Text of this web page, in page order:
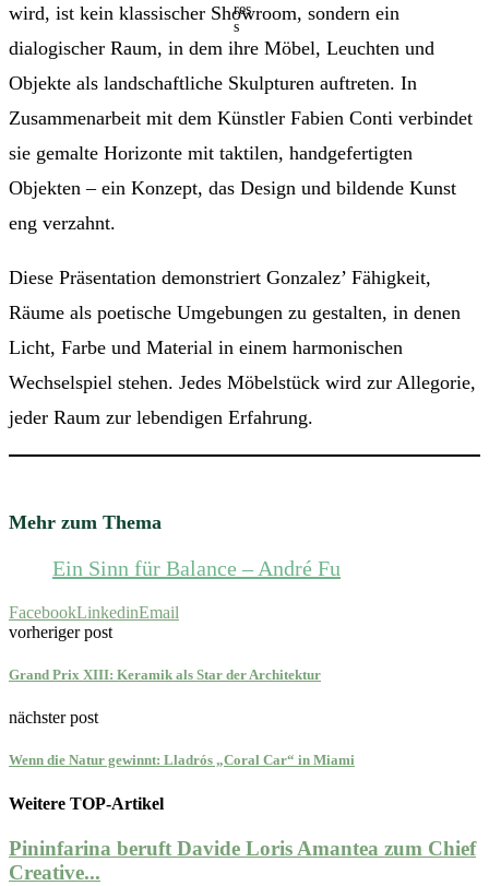
wird, ist kein klassischer Showroom, sondern ein
dialogischer Raum, in dem ihre Möbel, Leuchten und
Objekte als landschaftliche Skulpturen auftreten. In
Zusammenarbeit mit dem Künstler Fabien Conti verbindet
sie gemalte Horizonte mit taktilen, handgefertigten
Objekten – ein Konzept, das Design und bildende Kunst
eng verzahnt.
Diese Präsentation demonstriert Gonzalez’ Fähigkeit,
Räume als poetische Umgebungen zu gestalten, in denen
Licht, Farbe und Material in einem harmonischen
Wechselspiel stehen. Jedes Möbelstück wird zur Allegorie,
jeder Raum zur lebendigen Erfahrung.
Mehr zum Thema
Ein Sinn für Balance – André Fu
FacebookLinkedinEmail
vorheriger post
Grand Prix XIII: Keramik als Star der Architektur
nächster post
Wenn die Natur gewinnt: Lladrós „Coral Car“ in Miami
Weitere TOP-Artikel
Pininfarina beruft Davide Loris Amantea zum Chief
Creative...